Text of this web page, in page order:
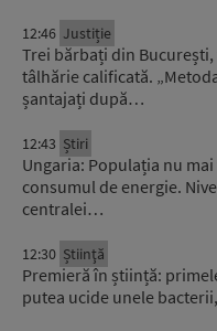
12:46 Justiție
Trei bărbați din
tâlhărie calificată.
șantajați după…
12:43 Știri
Ungaria: Populația nu
consumul de energie.
centralei…
12:30 Știinţă
Premieră în știință:
putea ucide unele